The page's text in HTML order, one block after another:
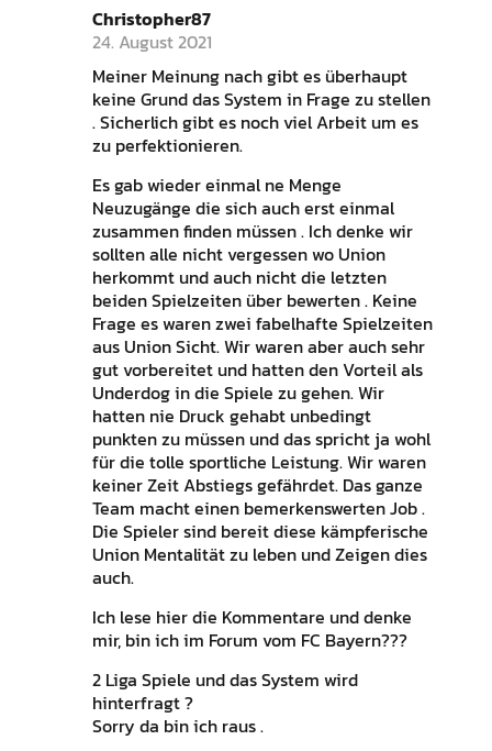
Christopher87
24. August 2021
Meiner Meinung nach gibt es überhaupt
keine Grund das System in Frage zu stellen
. Sicherlich gibt es noch viel Arbeit um es
zu perfektionieren.
Es gab wieder einmal ne Menge
Neuzugänge die sich auch erst einmal
zusammen finden müssen . Ich denke wir
sollten alle nicht vergessen wo Union
herkommt und auch nicht die letzten
beiden Spielzeiten über bewerten . Keine
Frage es waren zwei fabelhafte Spielzeiten
aus Union Sicht. Wir waren aber auch sehr
gut vorbereitet und hatten den Vorteil als
Underdog in die Spiele zu gehen. Wir
hatten nie Druck gehabt unbedingt
punkten zu müssen und das spricht ja wohl
für die tolle sportliche Leistung. Wir waren
keiner Zeit Abstiegs gefährdet. Das ganze
Team macht einen bemerkenswerten Job .
Die Spieler sind bereit diese kämpferische
Union Mentalität zu leben und Zeigen dies
auch.
Ich lese hier die Kommentare und denke
mir, bin ich im Forum vom FC Bayern???
2 Liga Spiele und das System wird
hinterfragt ?
Sorry da bin ich raus .